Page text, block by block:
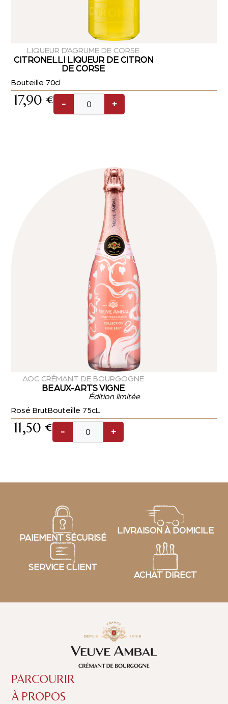
LIQUEUR D'AGRUME DE CORSE
CITRONELLI LIQUEUR DE CITRON
DE CORSE
Bouteille 70cl
17,90 € - +
AOC CRÉMANT DE BOURGOGNE
BEAUX-ARTS VIGNE
Édition limitée
Rosé BrutBouteille 75cL
11,50 € - +
PAIEMENT SÉCURISÉ
LIVRAISON À DOMICILE
SERVICE CLIENT
ACHAT DIRECT
PARCOURIR
À PROPOS